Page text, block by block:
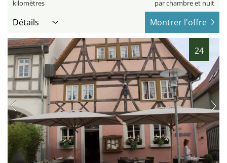
kilomètres par chambre et nuit
Détails Montrer l'offre
24